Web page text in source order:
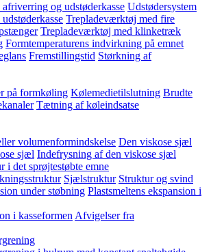
og udstøderkasse Udstødersystem
Trepladeværktøj med fire
Trepladeværktøj med klinketræk
Formtemperaturens indvirkning på emnet
Fremstillingstid Størkning af
på formkøling Kølemedietilslutning Brudte
Tætning af køleindsatse
volumenformindskelse Den viskose sjæl
sjæl Indefrysning af den viskose sjæl
i det sprøjtestøbte emne
Sjælstruktur Struktur og svind
under støbning Plastsmeltens ekspansion i
i kasseformen Afvigelser fra